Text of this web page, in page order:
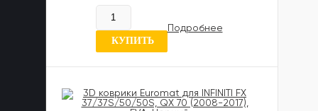
В наличии
5 отзывов
КУПИТЬ
Подробнее